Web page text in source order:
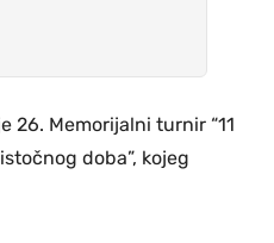
26. Memorijalni turnir “11
doba”, kojeg